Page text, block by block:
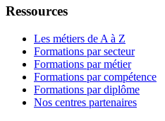
Ressources
Les métiers de A à Z
Formations par secteur
Formations par métier
Formations par compétence
Formations par diplôme
Nos centres partenaires